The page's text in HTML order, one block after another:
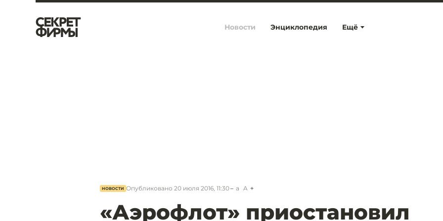
Ещё
Новости Энциклопедия
НОВОСТИ Опубликовано 20 июля 2016, 11:30 a A
«Аэрофлот» приостановил